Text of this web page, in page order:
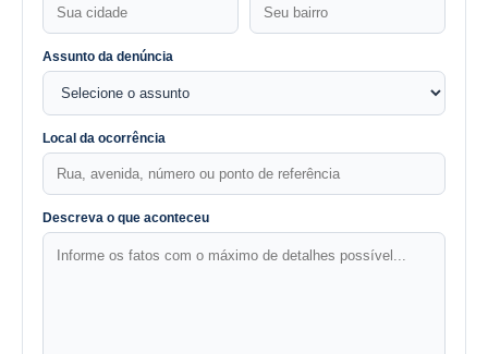
Assunto da denúncia
Local da ocorrência
Descreva o que aconteceu